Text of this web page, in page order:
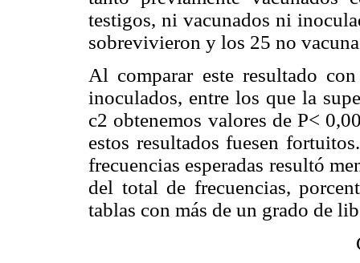
testigos, ni vacunados ni
sobrevivieron y los 25 no
Al comparar este resultado
inoculados, entre los que la
c2 obtenemos valores de P<
estos resultados fuesen
frecuencias esperadas resultó
del total de frecuencias,
tablas con más de un grado de